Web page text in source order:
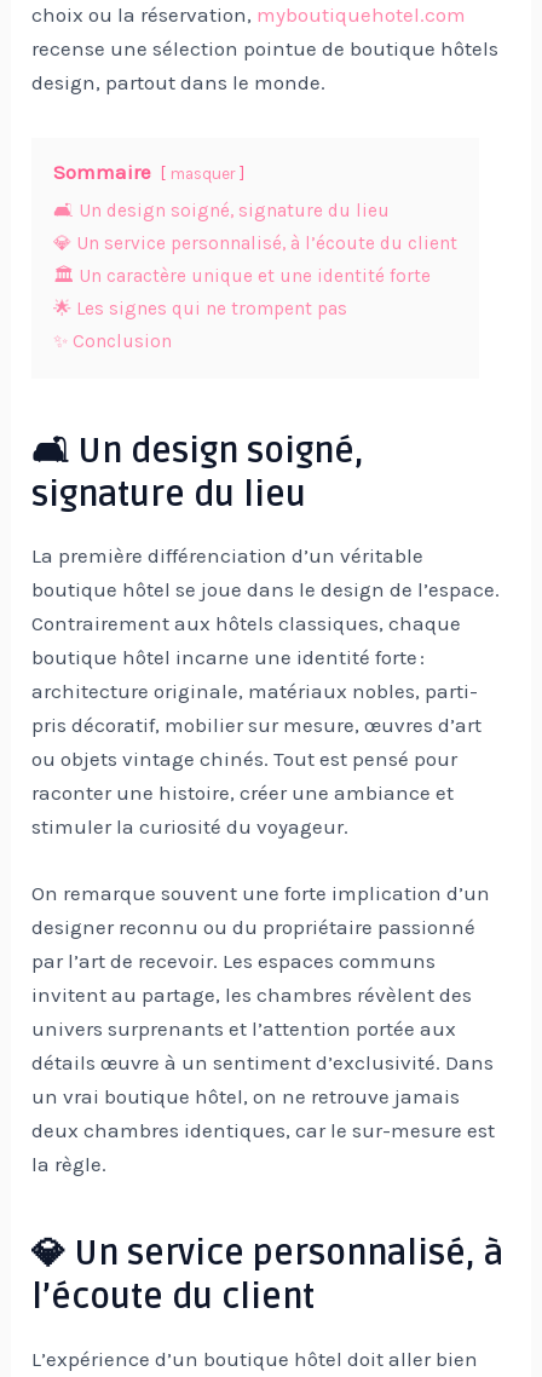
choix ou la réservation, myboutiquehotel.com
recense une sélection pointue de boutique hôtels
design, partout dans le monde.
Sommaire masquer
🛋️ Un design soigné, signature du lieu
💎 Un service personnalisé, à l’écoute du client
🏛️ Un caractère unique et une identité forte
🌟 Les signes qui ne trompent pas
✨ Conclusion
🛋️ Un design soigné,
signature du lieu
La première différenciation d’un véritable
boutique hôtel se joue dans le design de l’espace.
Contrairement aux hôtels classiques, chaque
boutique hôtel incarne une identité forte :
architecture originale, matériaux nobles, parti-
pris décoratif, mobilier sur mesure, œuvres d’art
ou objets vintage chinés. Tout est pensé pour
raconter une histoire, créer une ambiance et
stimuler la curiosité du voyageur.
On remarque souvent une forte implication d’un
designer reconnu ou du propriétaire passionné
par l’art de recevoir. Les espaces communs
invitent au partage, les chambres révèlent des
univers surprenants et l’attention portée aux
détails œuvre à un sentiment d’exclusivité. Dans
un vrai boutique hôtel, on ne retrouve jamais
deux chambres identiques, car le sur-mesure est
la règle.
💎 Un service personnalisé, à
l’écoute du client
L’expérience d’un boutique hôtel doit aller bien